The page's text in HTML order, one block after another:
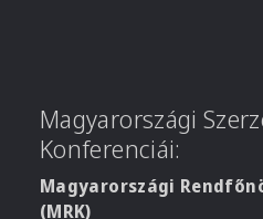
Magyarországi
Konferenciái:
Magyarországi
(MRK)